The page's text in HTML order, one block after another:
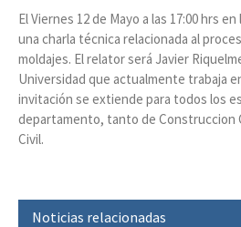
El Viernes 12 de Mayo a las 17:00 hrs
una charla técnica relacionada al
moldajes. El relator será Javier
Universidad que actualmente trabaja
invitación se extiende para todos los
departamento, tanto de Construccion
Civil.
Noticias relacionadas